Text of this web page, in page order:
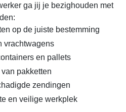
ga jij je bezighouden met
op de juiste bestemming
vrachtwagens
en pallets
pakketten
zendingen
en veilige werkplek